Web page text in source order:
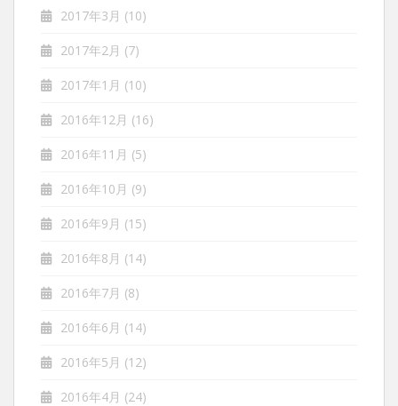
2017年3月 (10)
2017年2月 (7)
2017年1月 (10)
2016年12月 (16)
2016年11月 (5)
2016年10月 (9)
2016年9月 (15)
2016年8月 (14)
2016年7月 (8)
2016年6月 (14)
2016年5月 (12)
2016年4月 (24)